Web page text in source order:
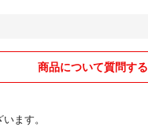
商品について質問する
ます。